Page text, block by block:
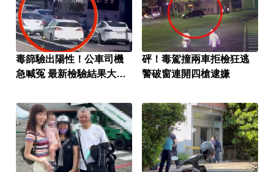
毒篩驗出陽性！公車司機
急喊冤 最新檢驗結果大逆
砰！毒駕撞兩車拒檢狂逃
警破窗連開四槍逮嫌